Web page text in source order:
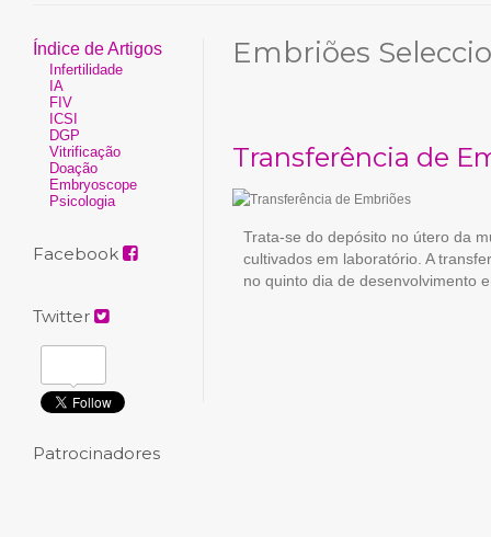
Índice de Artigos
Infertilidade
IA
FIV
ICSI
DGP
Vitrificação
Doação
Embryoscope
Psicologia
Facebook
Twitter
Patrocinadores
Embriões
Transferência de
Trata-se do depósito no útero da
cultivados em laboratório. A
no quinto dia de desenvolvimento